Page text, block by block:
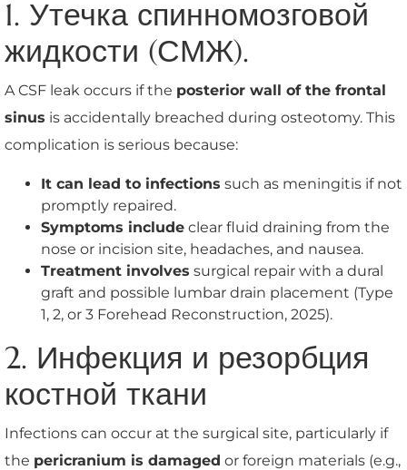
1. Утечка спинномозговой
жидкости (СМЖ).
A CSF leak occurs if the posterior wall of the frontal
sinus is accidentally breached during osteotomy. This
complication is serious because:
It can lead to infections such as meningitis if not
promptly repaired.
Symptoms include clear fluid draining from the
nose or incision site, headaches, and nausea.
Treatment involves surgical repair with a dural
graft and possible lumbar drain placement (Type
1, 2, or 3 Forehead Reconstruction, 2025).
2. Инфекция и резорбция
костной ткани
Infections can occur at the surgical site, particularly if
the pericranium is damaged or foreign materials (e.g.,